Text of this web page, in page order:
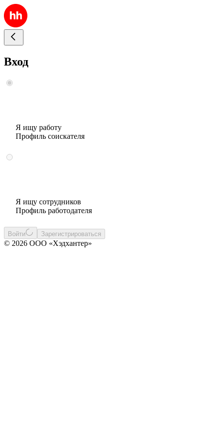
Вход
Я ищу работу
Профиль соискателя
Я ищу сотрудников
Профиль работодателя
Войти Зарегистрироваться
© 2026 ООО «Хэдхантер»